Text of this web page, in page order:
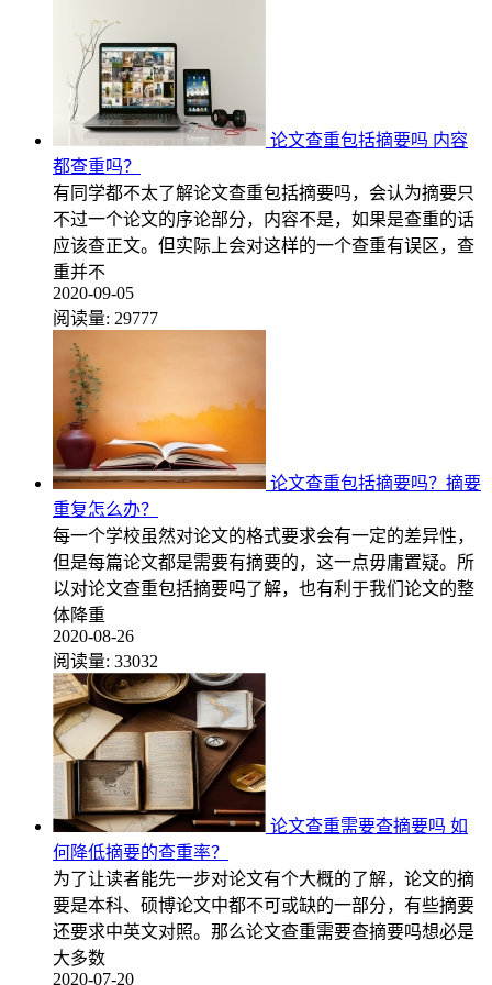
论文查重包括摘要吗 内容
都查重吗？
有同学都不太了解论文查重包括摘要吗，会认为摘要只
不过一个论文的序论部分，内容不是，如果是查重的话
应该查正文。但实际上会对这样的一个查重有误区，查
重并不
2020-09-05
阅读量: 29777
论文查重包括摘要吗？摘要
重复怎么办？
每一个学校虽然对论文的格式要求会有一定的差异性，
但是每篇论文都是需要有摘要的，这一点毋庸置疑。所
以对论文查重包括摘要吗了解，也有利于我们论文的整
体降重
2020-08-26
阅读量: 33032
论文查重需要查摘要吗 如
何降低摘要的查重率？
为了让读者能先一步对论文有个大概的了解，论文的摘
要是本科、硕博论文中都不可或缺的一部分，有些摘要
还要求中英文对照。那么论文查重需要查摘要吗想必是
大多数
2020-07-20